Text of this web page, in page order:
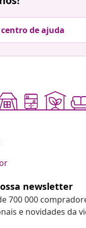
de ajuda
newsletter
700 000
e novidades da